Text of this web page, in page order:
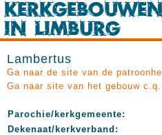
Lambertus
Ga naar de site van de
Ga naar site van het gebouw
Parochie/kerkgemeente:
Dekenaat/kerkverband: